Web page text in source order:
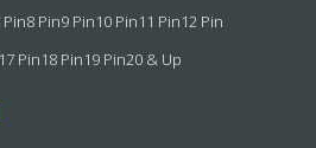
Pin8 Pin9 Pin10 Pin11 Pin12 Pin
17 Pin18 Pin19 Pin20 & Up